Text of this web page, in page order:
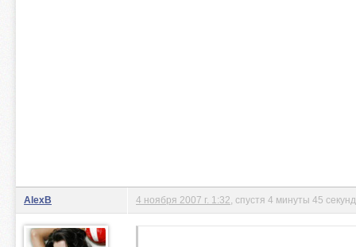
AlexB 4 ноября 2007 г. 1:32 , спустя 4 минуты 45 секунд